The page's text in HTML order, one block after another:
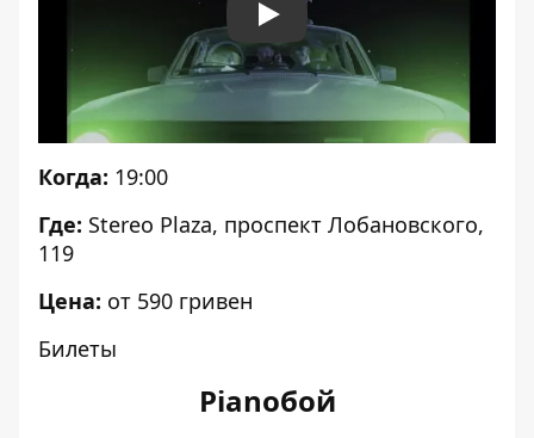
Play
Когда: 19:00
Где: Stereo Plaza, проспект Лобановского,
119
Цена: от 590 гривен
Билеты
Pianoбой